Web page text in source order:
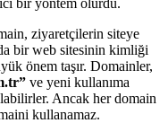
ziyaretçilerin siteye
bir web sitesinin kimliği
önem taşır. Domainler,
ve yeni kullanıma
Ancak her domain
kullanamaz.